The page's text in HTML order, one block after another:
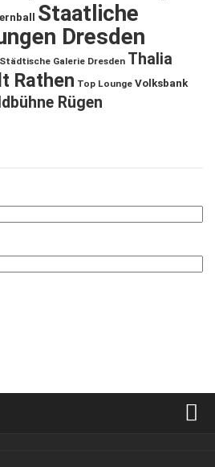
Staatliche
Dresden
Städtische Galerie Dresden Thalia
Rathen Top Lounge Volksbank
Rügen